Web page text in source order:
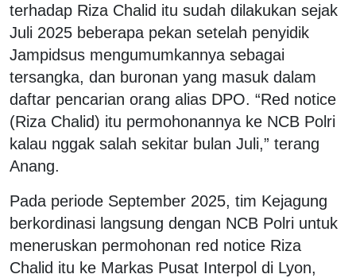
terhadap Riza Chalid itu sudah dilakukan sejak
Juli 2025 beberapa pekan setelah penyidik
Jampidsus mengumumkannya sebagai
tersangka, dan buronan yang masuk dalam
daftar pencarian orang alias DPO. “Red notice
(Riza Chalid) itu permohonannya ke NCB Polri
kalau nggak salah sekitar bulan Juli,” terang
Anang.
Pada periode September 2025, tim Kejagung
berkordinasi langsung dengan NCB Polri untuk
meneruskan permohonan red notice Riza
Chalid itu ke Markas Pusat Interpol di Lyon,